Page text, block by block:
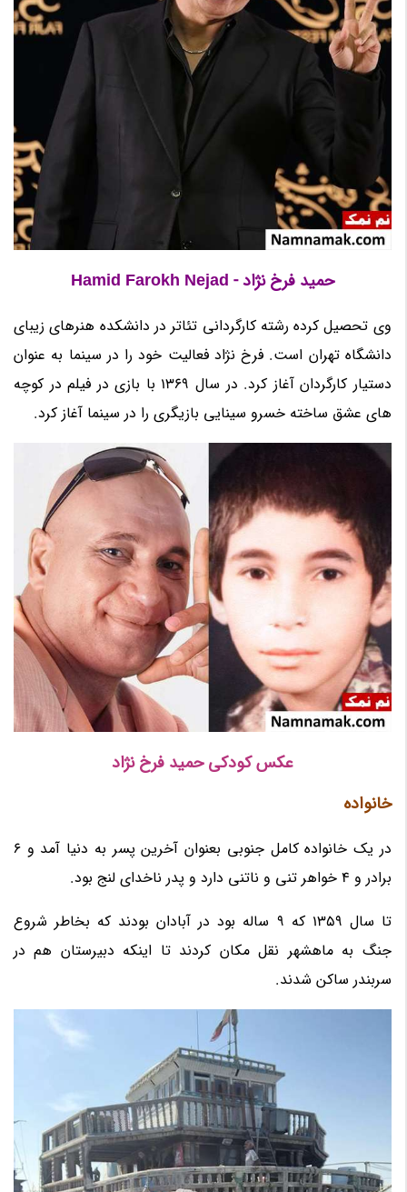
حمید فرخ نژاد - Hamid Farokh Nejad
وی تحصیل کرده رشته کارگردانی تئاتر در دانشکده هنرهای زیبای
دانشگاه تهران است. فرخ نژاد فعالیت خود را در سینما به عنوان
دستیار کارگردان آغاز کرد. در سال 1369 با بازی در فیلم در کوچه
های عشق ساخته خسرو سینایی بازیگری را در سینما آغاز کرد.
عکس کودکی حمید فرخ نژاد
خانواده
در یک خانواده کامل جنوبی بعنوان آخرین پسر به دنیا آمد و 6
برادر و 4 خواهر تنی و ناتنی دارد و پدر ناخدای لنج بود.
تا سال 1359 که 9 ساله بود در آبادان بودند که بخاطر شروع
جنگ به ماهشهر نقل مکان کردند تا اینکه دبیرستان هم در
سربندر ساکن شدند.